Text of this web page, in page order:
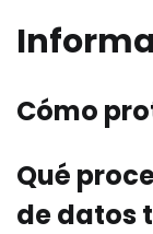
Cómo
Qué
de datos